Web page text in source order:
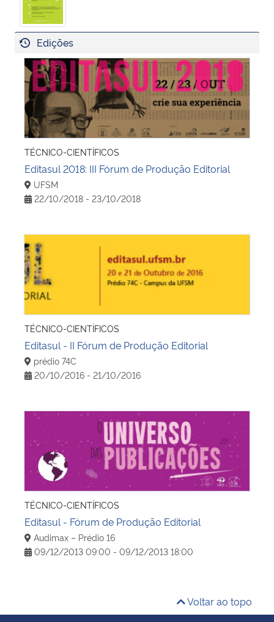
Edições
Editasul 2018: III Fórum de Produção Editorial
TÉCNICO-CIENTÍFICOS
Editasul 2018: III Fórum de Produção Editorial
UFSM
22/10/2018 - 23/10/2018
Editasul - II Fórum de Produção Editorial
TÉCNICO-CIENTÍFICOS
Editasul - II Fórum de Produção Editorial
prédio 74C
20/10/2016 - 21/10/2016
Editasul - Fórum de Produção Editorial
TÉCNICO-CIENTÍFICOS
Editasul - Fórum de Produção Editorial
Audimax – Prédio 16
09/12/2013 09:00 - 09/12/2013 18:00
Voltar ao topo